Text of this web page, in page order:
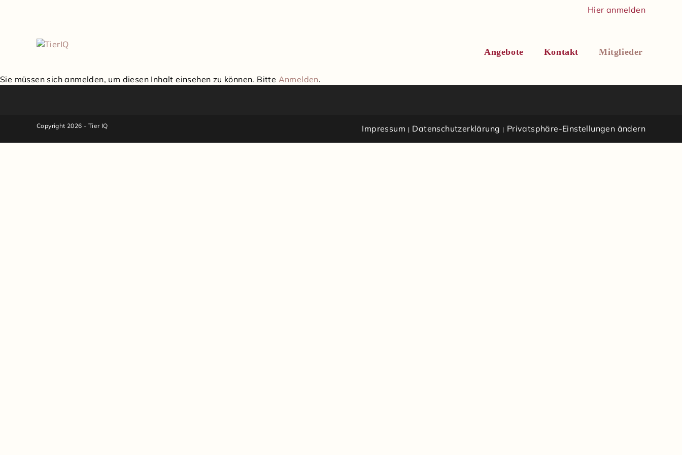
Hier anmelden
Angebote Kontakt Mitglieder
Sie müssen sich anmelden, um diesen Inhalt einsehen zu können. Bitte Anmelden.
Impressum Datenschutzerklärung Privatsphäre-Einstellungen ändern
Copyright 2026 - Tier IQ